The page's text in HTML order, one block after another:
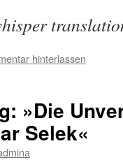
hinterlassen
»Die
Selek«